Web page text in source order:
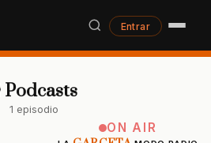
Entrar
Podcasts
1 episodio
ON AIR